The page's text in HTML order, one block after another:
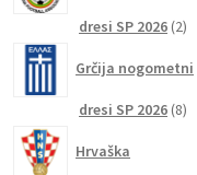
dresi SP 2026 22
Grčija nogometni
dresi SP 2026 88
Hrvaška